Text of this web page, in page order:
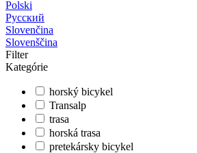
Polski
Русский
Slovenčina
Slovenščina
Filter
Kategórie
horský bicykel
Transalp
trasa
horská trasa
pretekársky bicykel